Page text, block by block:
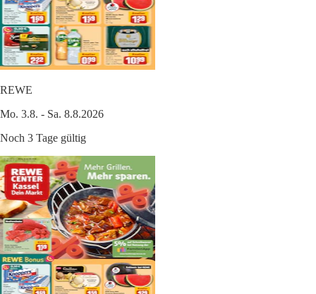
REWE
Mo. 3.8. - Sa. 8.8.2026
Noch 3 Tage gültig